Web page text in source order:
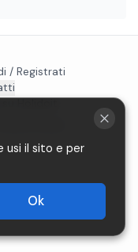
/ Registrati
usi il sito e per
Ok